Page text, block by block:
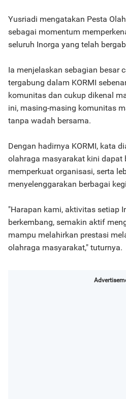
Yusriadi mengatakan Pesta
sebagai momentum
seluruh Inorga yang telah
Ia menjelaskan sebagian besar
tergabung dalam KORMI
komunitas dan cukup dikenal
ini, masing-masing komunitas
tanpa wadah bersama.
Dengan hadirnya KORMI, kata
olahraga masyarakat kini dapat
memperkuat organisasi, serta
menyelenggarakan berbagai
"Harapan kami, aktivitas setiap
berkembang, semakin aktif
mampu melahirkan prestasi
olahraga masyarakat," tuturnya.